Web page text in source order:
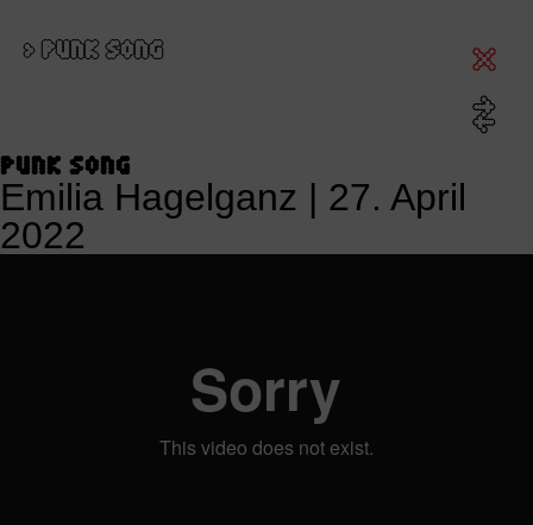
>PUNK SONG
PUNK SONG
Emilia Hagelganz | 27. April
2022